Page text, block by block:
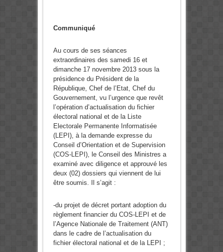
Communiqué
Au cours de ses séances
extraordinaires des samedi 16 et
dimanche 17 novembre 2013 sous la
présidence du Président de la
République, Chef de l’Etat, Chef du
Gouvernement, vu l’urgence que revêt
l’opération d’actualisation du fichier
électoral national et de la Liste
Electorale Permanente Informatisée
(LEPI), à la demande expresse du
Conseil d’Orientation et de Supervision
(COS-LEPI), le Conseil des Ministres a
examiné avec diligence et approuvé les
deux (02) dossiers qui viennent de lui
être soumis. Il s’agit :
-du projet de décret portant adoption du
règlement financier du COS-LEPI et de
l’Agence Nationale de Traitement (ANT)
dans le cadre de l’actualisation du
fichier électoral national et de la LEPI ;